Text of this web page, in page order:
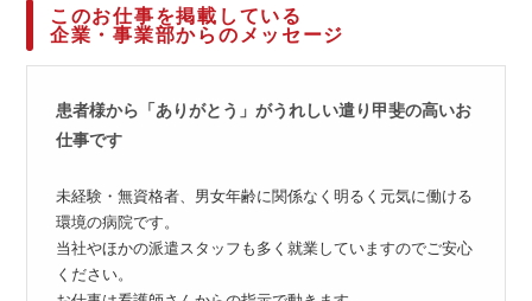
このお仕事を掲載している
企業・事業部からのメッセージ
患者様から「ありがとう」がうれしい遣り甲斐の高いお
仕事です
未経験・無資格者、男女年齢に関係なく明るく元気に働ける
環境の病院です。
当社やほかの派遣スタッフも多く就業していますのでご安心
ください。